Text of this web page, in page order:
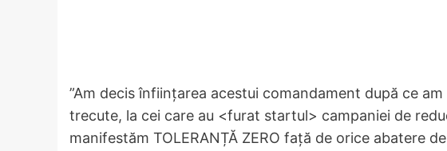
”Am decis înființarea acestui comandament după ce
trecute, la cei care au <furat startul> campaniei de
manifestăm TOLERANȚĂ ZERO față de orice abatere